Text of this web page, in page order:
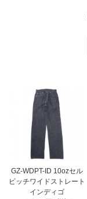
GZ-WDPT-ID 10ozセル
ビッチワイドストレート
インディゴ